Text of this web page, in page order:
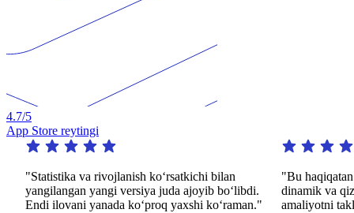
4.7/5
App Store reytingi
va rivojlanish koʻrsatkichi bilan
yangi versiya juda ajoyib boʻlibdi.
ilovani yanada koʻproq yaxshi koʻraman."
"Bu haqiqatan
dinamik va qiziqarli
amaliyotni taklif